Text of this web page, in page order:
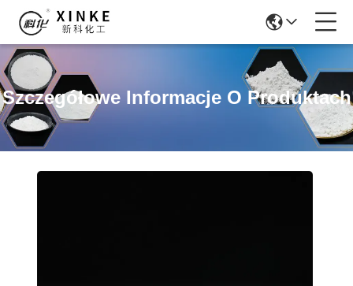
Szczegółowe Informacje O Produktach